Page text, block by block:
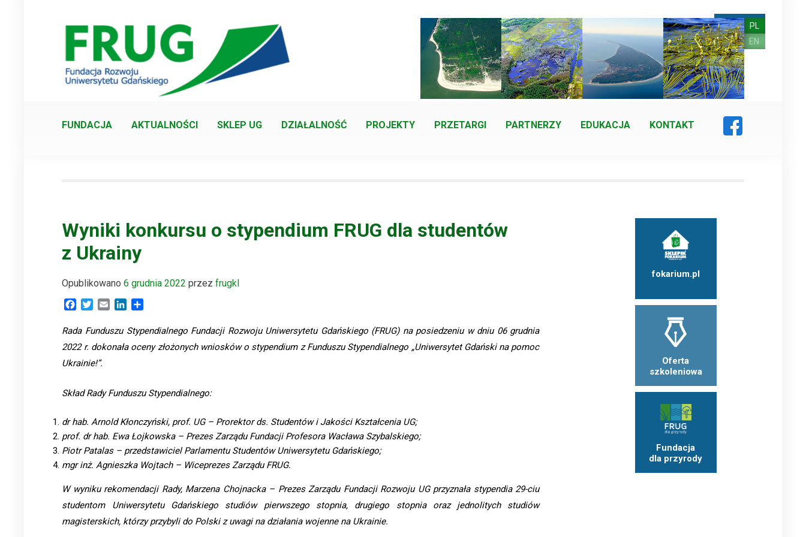
PL
EN
FUNDACJA AKTUALNOŚCI SKLEP UG DZIAŁALNOŚĆ PROJEKTY PRZETARGI PARTNERZY EDUKACJA KONTAKT
Wyniki konkursu o stypendium FRUG dla studentów
z Ukrainy
Opublikowano6 grudnia 2022 przezfrugkl
Facebook
TwitterEmail LinkedIn
Rada Funduszu Stypendialnego Fundacji Rozwoju Uniwersytetu Gdańskiego (FRUG) na posiedzeniu w dniu 06 grudnia
2022 r. dokonała oceny złożonych wniosków o stypendium z Funduszu Stypendialnego „Uniwersytet Gdański na pomoc
Ukrainie!”.
Skład Rady Funduszu Stypendialnego:
dr hab. Arnold Kłonczyński, prof. UG – Prorektor ds. Studentów i Jakości Kształcenia UG;
prof. dr hab. Ewa Łojkowska – Prezes Zarządu Fundacji Profesora Wacława Szybalskiego;
Piotr Patalas– przedstawiciel Parlamentu Studentów Uniwersytetu Gdańskiego;
mgr inż. Agnieszka Wojtach – Wiceprezes Zarządu FRUG.
W wyniku rekomendacji Rady, Marzena Chojnacka – Prezes Zarządu Fundacji Rozwoju UG przyznała stypendia 29-ciu
studentom Uniwersytetu Gdańskiego studiów pierwszego stopnia, drugiego stopnia oraz jednolitych studiów
magisterskich, którzy przybyli do Polski z uwagi na działania wojenne na Ukrainie.
fokarium.pl
Oferta
szkoleniowa
Fundacja
dla przyrody